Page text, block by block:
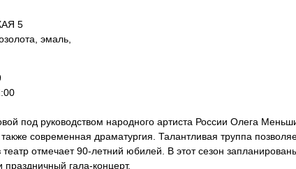
5
эмаль,
под руководством народного артиста России Олега
современная драматургия. Талантливая труппа
отмечает 90-летний юбилей. В этот сезон
гала-концерт.